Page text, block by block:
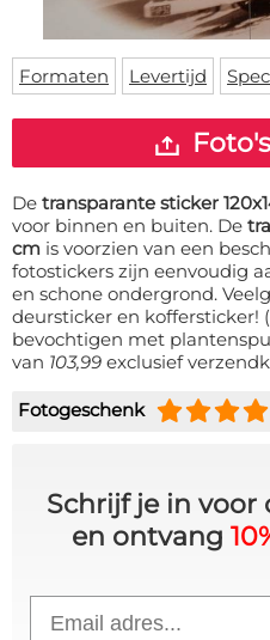
Vloermat
Skateboard deck
Levertijden
Inloggen
WhatsApp
Formaten Levertijd
De transparante sticker
voor binnen en buiten. De
cm is voorzien van een
fotostickers zijn eenvoudig
en schone ondergrond.
deursticker en koffersticker!
bevochtigen met
van 103,99 exclusief
Fotogeschenk
Schrijf je in voor
en ontvang